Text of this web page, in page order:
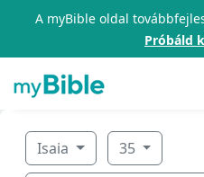
A myBible oldal
Próbáld
Isaia 35